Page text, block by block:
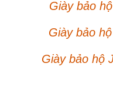
Giày bảo
Giày bảo
Giày bảo hộ